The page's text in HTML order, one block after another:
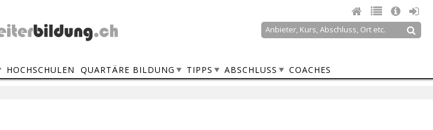
Suche
HOCHSCHULEN QUARTÄRE BILDUNG TIPPS ABSCHLUSS COACHES